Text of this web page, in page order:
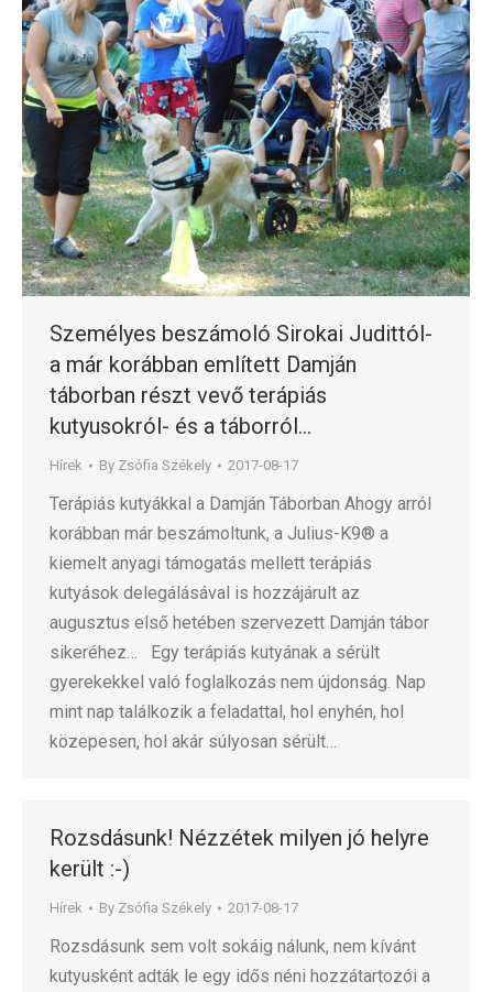
Személyes beszámoló Sirokai Judittól-
a már korábban említett Damján
táborban részt vevő terápiás
kutyusokról- és a táborról…
Hírek By Zsófia Székely 2017-08-17
Terápiás kutyákkal a Damján Táborban Ahogy arról
korábban már beszámoltunk, a Julius-K9® a
kiemelt anyagi támogatás mellett terápiás
kutyások delegálásával is hozzájárult az
augusztus első hetében szervezett Damján tábor
sikeréhez… Egy terápiás kutyának a sérült
gyerekekkel való foglalkozás nem újdonság. Nap
mint nap találkozik a feladattal, hol enyhén, hol
közepesen, hol akár súlyosan sérült…
Rozsdásunk! Nézzétek milyen jó helyre
került :-)
Hírek By Zsófia Székely 2017-08-17
Rozsdásunk sem volt sokáig nálunk, nem kívánt
kutyusként adták le egy idős néni hozzátartozói a